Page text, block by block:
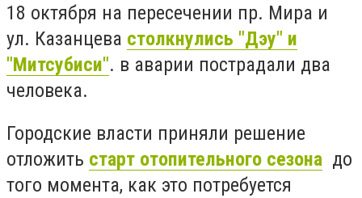
18 октября на пересечении пр. Мира и
ул. Казанцева столкнулись "Дэу" и
"Митсубиси". в аварии пострадали два
человека.
Городские власти приняли решение
отложить старт отопительного сезона до
того момента, как это потребуется